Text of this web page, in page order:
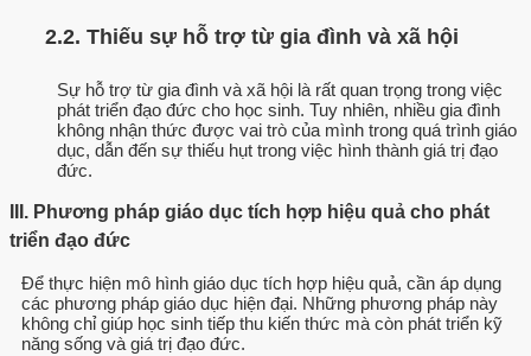
2.2. Thiếu sự hỗ trợ từ gia đình và xã hội
Sự hỗ trợ từ gia đình và xã hội là rất quan trọng trong việc
phát triển đạo đức cho học sinh. Tuy nhiên, nhiều gia đình
không nhận thức được vai trò của mình trong quá trình giáo
dục, dẫn đến sự thiếu hụt trong việc hình thành giá trị đạo
đức.
III. Phương pháp giáo dục tích hợp hiệu quả cho phát
triển đạo đức
Để thực hiện mô hình giáo dục tích hợp hiệu quả, cần áp dụng
các phương pháp giáo dục hiện đại. Những phương pháp này
không chỉ giúp học sinh tiếp thu kiến thức mà còn phát triển kỹ
năng sống và giá trị đạo đức.